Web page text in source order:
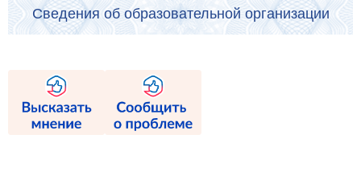
Сведения об образовательной организации